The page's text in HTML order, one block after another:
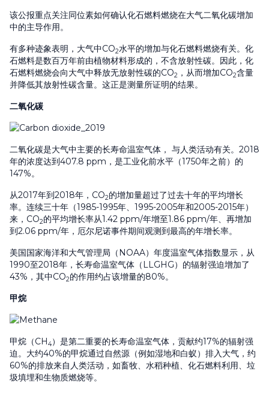
该公报重点关注同位素如何确认化石燃料燃烧在大气二氧化碳增加
中的主导作用。
有多种迹象表明，大气中CO2水平的增加与化石燃料燃烧有关。化
石燃料是数百万年前由植物材料形成的，不含放射性碳。因此，化
石燃料燃烧会向大气中释放无放射性碳的CO2 ，从而增加CO2含量
并降低其放射性碳含量。这正是测量所证明的结果。
二氧化碳
二氧化碳是大气中主要的长寿命温室气体， 与人类活动有关。2018
年的浓度达到407.8 ppm，是工业化前水平（1750年之前）的
147%。
从2017年到2018年，CO2的增加量超过了过去十年的平均增长
率。连续三十年（1985-1995年、1995-2005年和2005-2015年）
来，CO2的平均增长率从1.42 ppm/年增至1.86 ppm/年、再增加
到2.06 ppm/年，厄尔尼诺事件期间观测到最高的年增长率。
美国国家海洋和大气管理局（NOAA）年度温室气体指数显示，从
1990至2018年，长寿命温室气体（LLGHG）的辐射强迫增加了
43%，其中CO2的作用约占该增量的80%。
甲烷
甲烷（CH4）是第二重要的长寿命温室气体，贡献约17%的辐射强
迫。大约40%的甲烷通过自然源（例如湿地和白蚁）排入大气，约
60%的排放来自人类活动，如畜牧、水稻种植、化石燃料利用、垃
圾填埋和生物质燃烧等。